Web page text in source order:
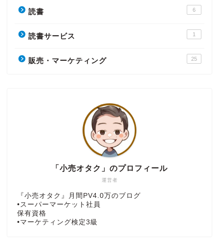
読書 6
読書サービス 1
販売・マーケティング 25
運営者
「小売オタク」のプロフィール
『小売オタク』月間PV4.0万のブログ
•スーパーマーケット社員
保有資格
•マーケティング検定3級